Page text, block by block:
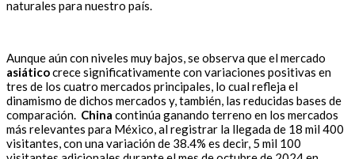
naturales para nuestro país.
Aunque aún con niveles muy bajos, se observa que el mercado
asiáticocrece significativamente con variaciones positivas en
tres de los cuatro mercados principales, lo cual refleja el
dinamismo de dichos mercados y, también, las reducidas bases de
comparación. China continúa ganando terreno en los mercados
más relevantes para México, al registrar la llegada de 18 mil 400
visitantes, con una variación de 38.4% es decir, 5 mil 100